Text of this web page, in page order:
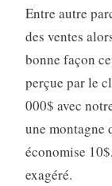
Entre autre
des ventes
bonne façon
perçue par le
000$ avec
une montagne
économise
exagéré.